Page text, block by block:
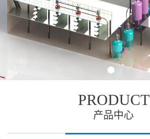
PRODUCT
产品中心